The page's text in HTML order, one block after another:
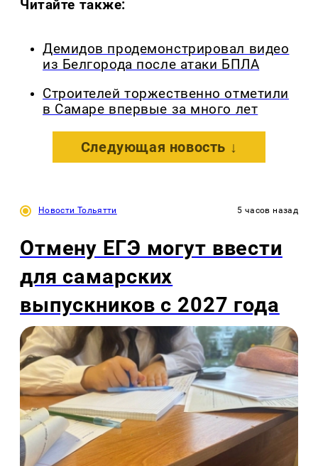
Читайте также:
Демидов продемонстрировал видео
из Белгорода после атаки БПЛА
Строителей торжественно отметили
в Самаре впервые за много лет
Следующая новость ↓
Новости Тольятти 5 часов назад
Отмену ЕГЭ могут ввести
для самарских
выпускников с 2027 года